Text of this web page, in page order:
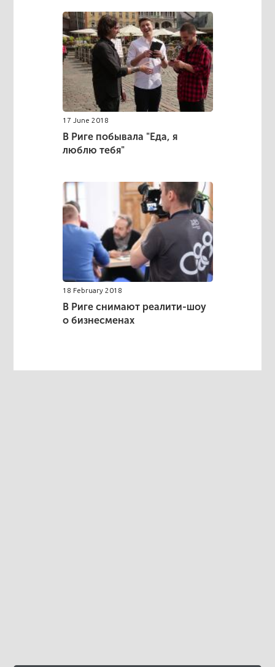
17 June 2018
В Риге побывала "Еда, я
люблю тебя"
18 February 2018
В Риге снимают реалити-шоу
о бизнесменах